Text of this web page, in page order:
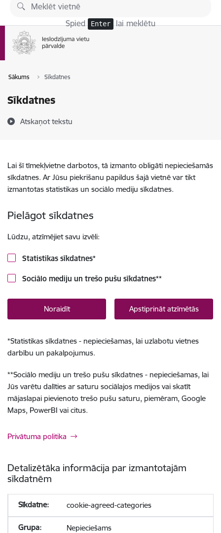
Pāriet uz lapas saturu
Spied Enter lai meklētu
Sākums Sīkdatnes
Sīkdatnes
Atskaņot tekstu
Lai šī tīmekļvietne darbotos, tā izmanto obligāti nepieciešamās
sīkdatnes. Ar Jūsu piekrišanu papildus šajā vietnē var tikt
izmantotas statistikas un sociālo mediju sīkdatnes.
Pielāgot sīkdatnes
Lūdzu, atzīmējiet savu izvēli:
Statistikas sīkdatnes*
Sociālo mediju un trešo pušu sīkdatnes**
Noraidīt Apstiprināt atzīmētās
*Statistikas sīkdatnes - nepieciešamas, lai uzlabotu vietnes
darbību un pakalpojumus.
**Sociālo mediju un trešo pušu sīkdatnes - nepieciešamas, lai
Jūs varētu dalīties ar saturu sociālajos medijos vai skatīt
mājaslapai pievienoto trešo pušu saturu, piemēram, Google
Maps, PowerBI vai citus.
Privātuma politika
Detalizētāka informācija par izmantotajām
sīkdatnēm
cookie-agreed-categories
Nepieciešams